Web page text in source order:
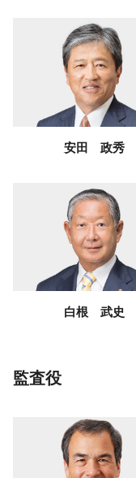
安田 政秀
白根 武史
監査役